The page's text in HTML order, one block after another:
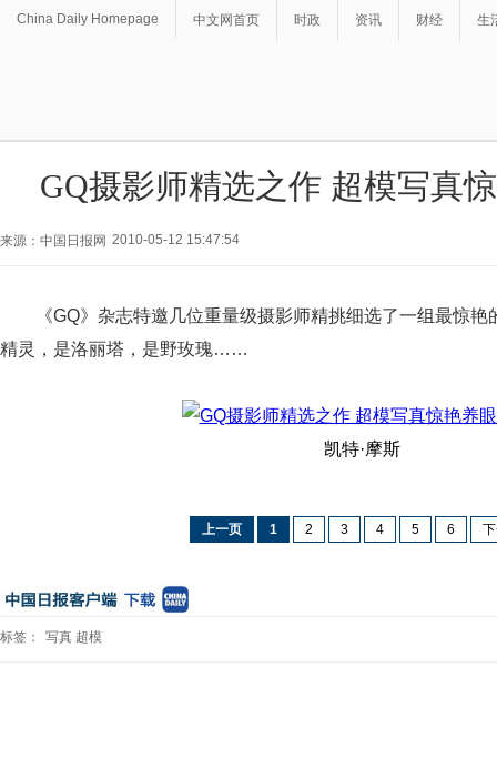
China Daily Homepage 中文网首页 时政 资讯 财经 生
GQ摄影师精选之作 超模写真
来源：中国日报网 2010-05-12 15:47:54
《GQ》杂志特邀几位重量级摄影师精挑细选了一组最惊
精灵，是洛丽塔，是野玫瑰……
凯特·摩斯
上一页 1 2 3 4 5 6
标签： 写真 超模